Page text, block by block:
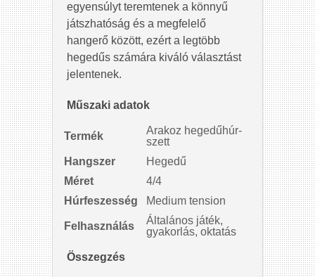
egyensúlyt teremtenek a könnyű
játszhatóság és a megfelelő
hangerő között, ezért a legtöbb
hegedűs számára kiváló választást
jelentenek.
Műszaki adatok
Termék
Arakoz hegedűhúr-
szett
Hangszer
Hegedű
Méret
4/4
Húrfeszesség
Medium tension
Felhasználás
Általános játék,
gyakorlás, oktatás
Összegzés